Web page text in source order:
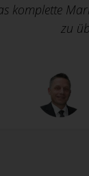
komplette
zu